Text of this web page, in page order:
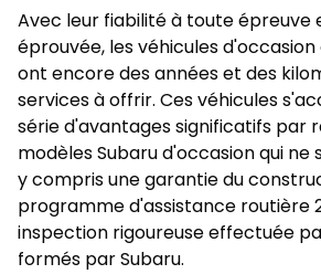
Avec leur fiabilité à toute épreuve
éprouvée, les véhicules
ont encore des années et des
services à offrir. Ces véhicules
série d'avantages significatifs par
modèles Subaru d'occasion qui ne
y compris une garantie du
programme d'assistance routière
inspection rigoureuse effectuée
formés par Subaru.